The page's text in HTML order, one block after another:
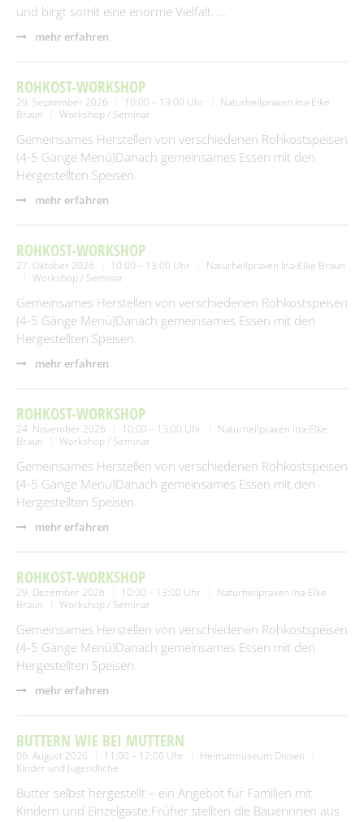
und birgt somit eine enorme Vielfalt. …
mehr erfahren
ROHKOST-WORKSHOP
29. September 2026 10:00 – 13:00 Uhr
Naturheilpraxen Ina-Elke
Braun
Workshop / Seminar
Gemeinsames Herstellen von verschiedenen Rohkostspeisen
(4-5 Gänge Menü)Danach gemeinsames Essen mit den
Hergestellten Speisen.
mehr erfahren
ROHKOST-WORKSHOP
27. Oktober 2026 10:00 – 13:00 Uhr
Naturheilpraxen Ina-Elke Braun
Workshop / Seminar
Gemeinsames Herstellen von verschiedenen Rohkostspeisen
(4-5 Gänge Menü)Danach gemeinsames Essen mit den
Hergestellten Speisen.
mehr erfahren
ROHKOST-WORKSHOP
24. November 2026 10:00 – 13:00 Uhr
Naturheilpraxen Ina-Elke
Braun
Workshop / Seminar
Gemeinsames Herstellen von verschiedenen Rohkostspeisen
(4-5 Gänge Menü)Danach gemeinsames Essen mit den
Hergestellten Speisen.
mehr erfahren
ROHKOST-WORKSHOP
29. Dezember 2026 10:00 – 13:00 Uhr
Naturheilpraxen Ina-Elke
Braun
Workshop / Seminar
Gemeinsames Herstellen von verschiedenen Rohkostspeisen
(4-5 Gänge Menü)Danach gemeinsames Essen mit den
Hergestellten Speisen.
mehr erfahren
BUTTERN WIE BEI MUTTERN
06. August 2026 11:00 – 12:00 Uhr
Heimatmuseum Dissen
Kinder und Jugendliche
Butter selbst hergestellt – ein Angebot für Familien mit
Kindern und Einzelgäste.Früher stellten die Bäuerinnen aus